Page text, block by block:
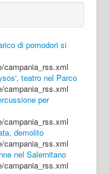
di pomodori si
campania_rss.xml
teatro nel Parco
campania_rss.xml
per
campania_rss.xml
demolito
campania_rss.xml
nel Salernitano
campania_rss.xml